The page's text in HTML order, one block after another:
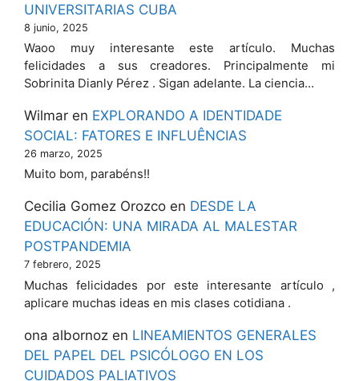
UNIVERSITARIAS CUBA
8 junio, 2025
Waoo muy interesante este artículo. Muchas
felicidades a sus creadores. Principalmente mi
Sobrinita Dianly Pérez . Sigan adelante. La ciencia…
Wilmar en EXPLORANDO A IDENTIDADE
SOCIAL: FATORES E INFLUÊNCIAS
26 marzo, 2025
Muito bom, parabéns!!
Cecilia Gomez Orozco en DESDE LA
EDUCACIÓN: UNA MIRADA AL MALESTAR
POSTPANDEMIA
7 febrero, 2025
Muchas felicidades por este interesante artículo ,
aplicare muchas ideas en mis clases cotidiana .
ona albornoz en LINEAMIENTOS GENERALES
DEL PAPEL DEL PSICÓLOGO EN LOS
CUIDADOS PALIATIVOS